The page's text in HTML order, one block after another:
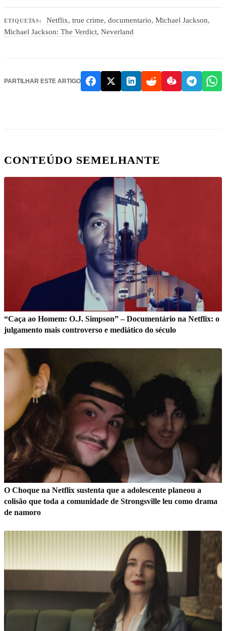
ETIQUETAS: Netflix, true crime, documentario, Michael Jackson,
Michael Jackson: The Verdict, Neverland
PARTILHAR ESTE ARTIGO
CONTEÚDO SEMELHANTE
“Caça ao Homem: O.J. Simpson” – Documentário na Netflix: o
julgamento mais controverso e mediático do século
O Choque na Netflix sustenta que a adolescente planeou a
colisão que toda a comunidade de Strongsville leu como drama
de namoro